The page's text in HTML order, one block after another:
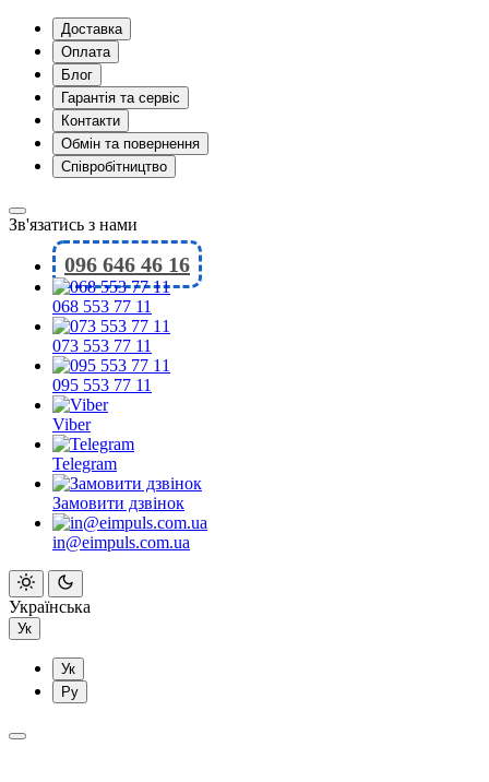
Доставка
Оплата
Блог
Гарантія та сервіс
Контакти
Обмін та повернення
Співробітництво
Зв'язатись з нами
096 646 46 16
068 553 77 11
073 553 77 11
095 553 77 11
Viber
Telegram
Замовити дзвінок
in@eimpuls.com.ua
Українська
Ук
Ук
Ру